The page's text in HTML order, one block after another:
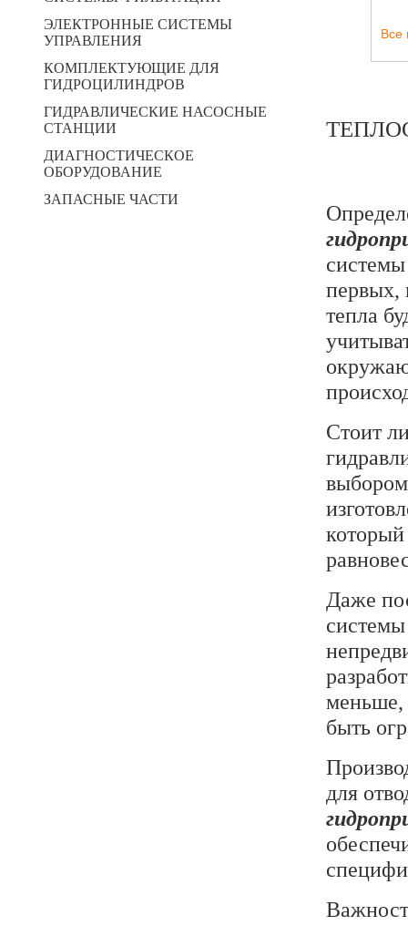
ЭЛЕКТРОННЫЕ СИСТЕМЫ
УПРАВЛЕНИЯ
КОМПЛЕКТУЮЩИЕ ДЛЯ
ГИДРОЦИЛИНДРОВ
ГИДРАВЛИЧЕСКИЕ НАСОСНЫЕ
СТАНЦИИ
ДИАГНОСТИЧЕСКОЕ
ОБОРУДОВАНИЕ
ЗАПАСНЫЕ ЧАСТИ
Все
первых,
тепла
Стоит
который
Даже
меньше,
быть
для